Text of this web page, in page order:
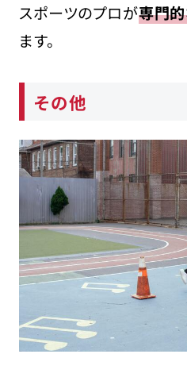
スポーツのプロが専門
ます。
その他